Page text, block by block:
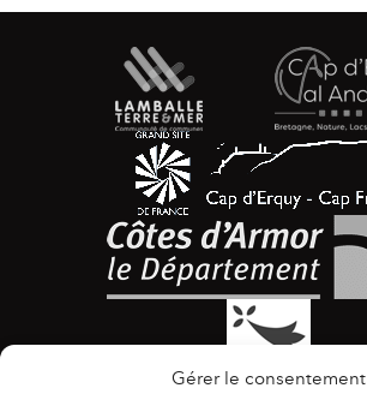
Gérer le consentement